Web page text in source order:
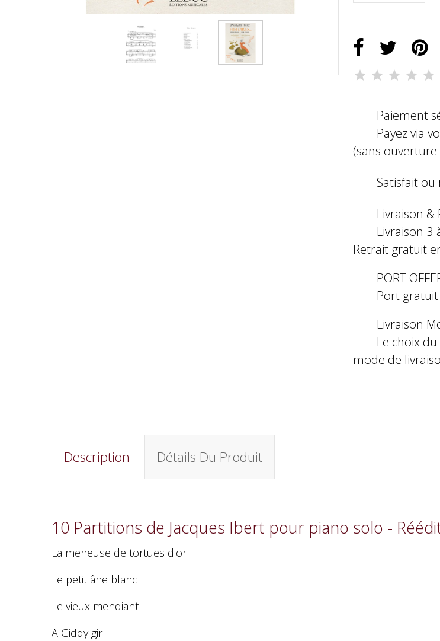
Paiement
Payez via
(sans
Satisfait
Livraison &
Livraison 3
Retrait gratuit
PORT
Port
Livraison
Le choix
mode de
Description Détails Du Produit
10 Partitions de Jacques Ibert pour piano solo -
La meneuse de tortues d'or
Le petit âne blanc
Le vieux mendiant
A Giddy girl